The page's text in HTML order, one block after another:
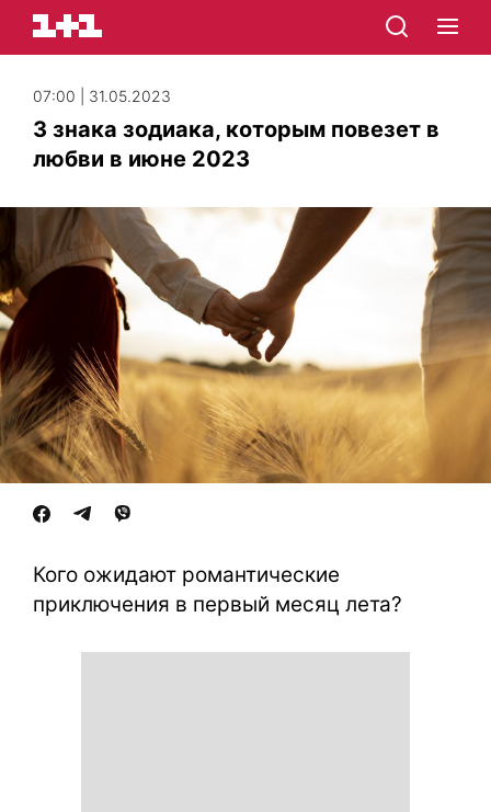
07:00 | 31.05.2023
3 знака зодиака, которым повезет в
любви в июне 2023
Кого ожидают романтические
приключения в первый месяц лета?